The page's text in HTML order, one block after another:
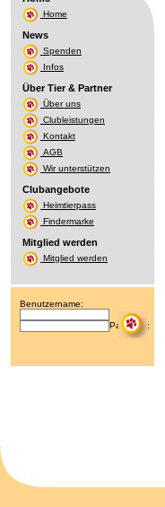
Home
News
Spenden
Infos
Über Tier & Partner
Über uns
Clubleistungen
Kontakt
AGB
Wir unterstützen
Clubangebote
Heimtierpass
Findermarke
Mitglied werden
Mitglied werden
Benutzername:
Passwort: